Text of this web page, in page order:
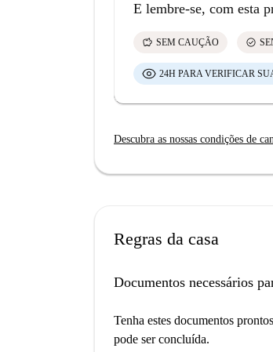
E lembre-se, com esta
savings SEM CAUÇÃO check_circle
24H PARA VERIFICAR
Descubra as nossas condições de
Regras da casa
Documentos necessários
Tenha estes documentos
pode ser concluída.